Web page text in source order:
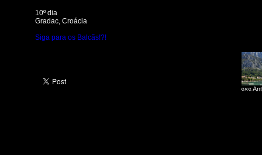
10º dia
Gradac, Croácia
Siga para os Balcãs!?!
«««